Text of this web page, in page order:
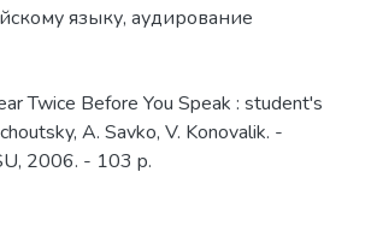
языку, аудирование
Twice Before You Speak : student's
A. Savko, V. Konovalik. -
2006. - 103 p.